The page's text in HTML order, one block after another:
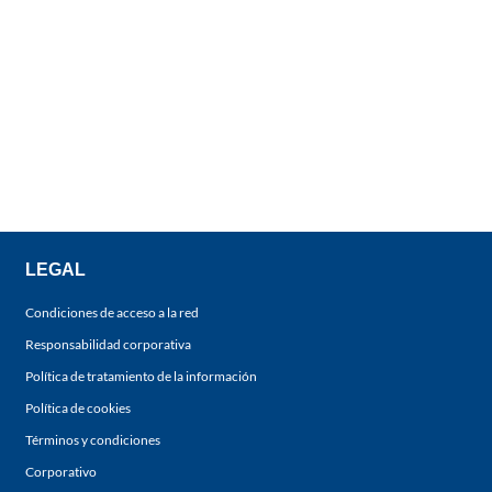
LEGAL
Condiciones de acceso a la red
Responsabilidad corporativa
Política de tratamiento de la información
Política de cookies
Términos y condiciones
Corporativo